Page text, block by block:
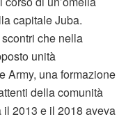
capitale Juba.
che nella
unità
Army, una formazione
della comunità
2013 e il 2018 aveva